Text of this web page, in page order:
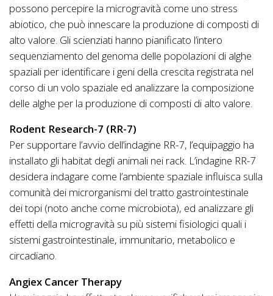
possono percepire la microgravità come uno stress
abiotico, che può innescare la produzione di composti di
alto valore. Gli scienziati hanno pianificato l’intero
sequenziamento del genoma delle popolazioni di alghe
spaziali per identificare i geni della crescita registrata nel
corso di un volo spaziale ed analizzare la composizione
delle alghe per la produzione di composti di alto valore.
Rodent Research-7 (RR-7)
Per supportare l’avvio dell’indagine RR-7, l’equipaggio ha
installato gli habitat degli animali nei rack. L’indagine RR-7
desidera indagare come l’ambiente spaziale influisca sulla
comunità dei microrganismi del tratto gastrointestinale
dei topi (noto anche come microbiota), ed analizzare gli
effetti della microgravità su più sistemi fisiologici quali i
sistemi gastrointestinale, immunitario, metabolico e
circadiano.
Angiex Cancer Therapy